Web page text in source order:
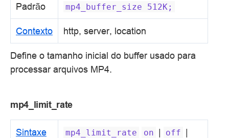
Padrão mp4_buffer_size 512K;
Contexto http, server, location
Define o tamanho inicial do buffer usado para
processar arquivos MP4.
mp4_limit_rate
Sintaxe mp4_limit_rate on | off |